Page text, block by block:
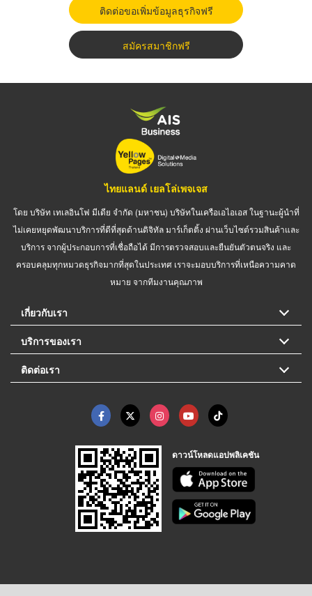
ติดต่อขอเพิ่มข้อมูลธุรกิจฟรี
สมัครสมาชิกฟรี
ไทยแลนด์ เยลโล่เพจเจส
โดย บริษัท เทเลอินโฟ มีเดีย จำกัด (มหาชน) บริษัทในเครือเอไอเอส ในฐานะผู้นำที่
ไม่เคยหยุดพัฒนาบริการที่ดีที่สุดด้านดิจิทัล มาร์เก็ตติ้ง ผ่านเว็บไซต์รวมสินค้าและ
บริการ จากผู้ประกอบการที่เชื่อถือได้ มีการตรวจสอบและยืนยันตัวตนจริง และ
ครอบคลุมทุกหมวดธุรกิจมากที่สุดในประเทศ เราจะมอบบริการที่เหนือความคาด
หมาย จากทีมงานคุณภาพ
เกี่ยวกับเรา
บริการของเรา
ติดต่อเรา
ดาวน์โหลดแอปพลิเคชัน